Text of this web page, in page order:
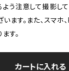
う注意して撮影し
ます。また、スマホ
す。
カートに入れる